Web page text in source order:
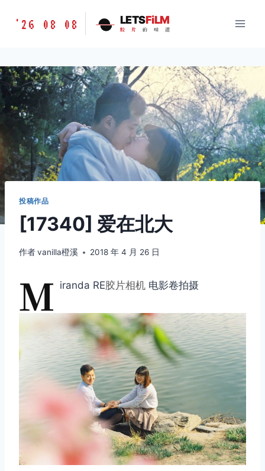
胶
味
道
LETSFILM
'26 08 08 LETSFiLM
胶 片 的 味 道
投稿作品
[17340] 爱在北大
作者vanilla橙溪 2018 年 4 月 26 日
M iranda RE胶片相机 电影卷拍摄